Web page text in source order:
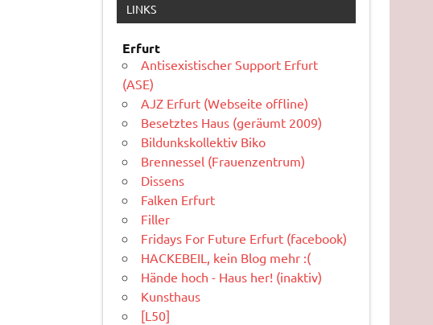
LINKS
Erfurt
Antisexistischer Support Erfurt
(ASE)
AJZ Erfurt (Webseite offline)
Besetztes Haus (geräumt 2009)
Bildunkskollektiv Biko
Brennessel (Frauenzentrum)
Dissens
Falken Erfurt
Filler
Fridays For Future Erfurt (facebook)
HACKEBEIL, kein Blog mehr :(
Hände hoch - Haus her! (inaktiv)
Kunsthaus
[L50]